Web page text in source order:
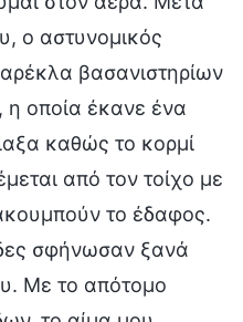
ο αστυνομικός
βασανιστηρίων
οποία έκανε ένα
καθώς το κορμί
από τον τοίχο με
το έδαφος.
σφήνωσαν ξανά
Με το απότομο